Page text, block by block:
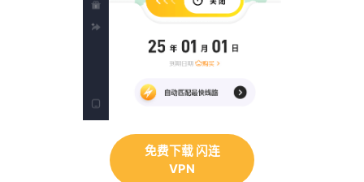
免费下载 闪连
VPN